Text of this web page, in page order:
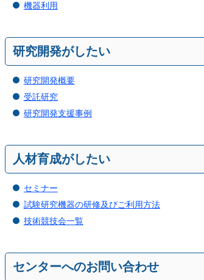
機器利用
研究開発がしたい
研究開発概要
受託研究
研究開発支援事例
人材育成がしたい
セミナー
試験研究機器の研修及びご利用方法
技術競技会一覧
センターへのお問い合わせ